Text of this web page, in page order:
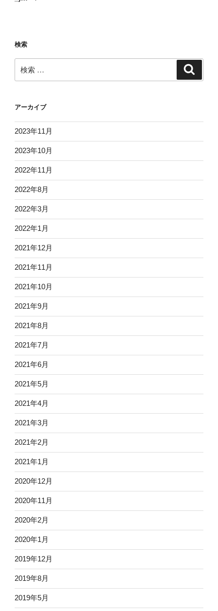
検索
索:
アーカイブ
2023年11月
2023年10月
2022年11月
2022年8月
2022年3月
2022年1月
2021年12月
2021年11月
2021年10月
2021年9月
2021年8月
2021年7月
2021年6月
2021年5月
2021年4月
2021年3月
2021年2月
2021年1月
2020年12月
2020年11月
2020年2月
2020年1月
2019年12月
2019年8月
2019年5月